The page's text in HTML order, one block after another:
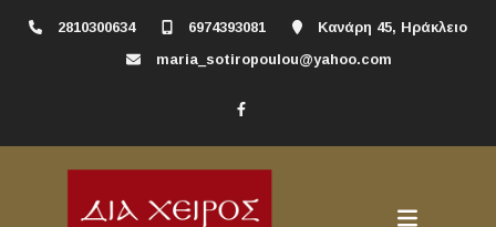
2810300634 6974393081
Κανάρη 45, Ηράκλειο
maria_sotiropoulou@yahoo.com